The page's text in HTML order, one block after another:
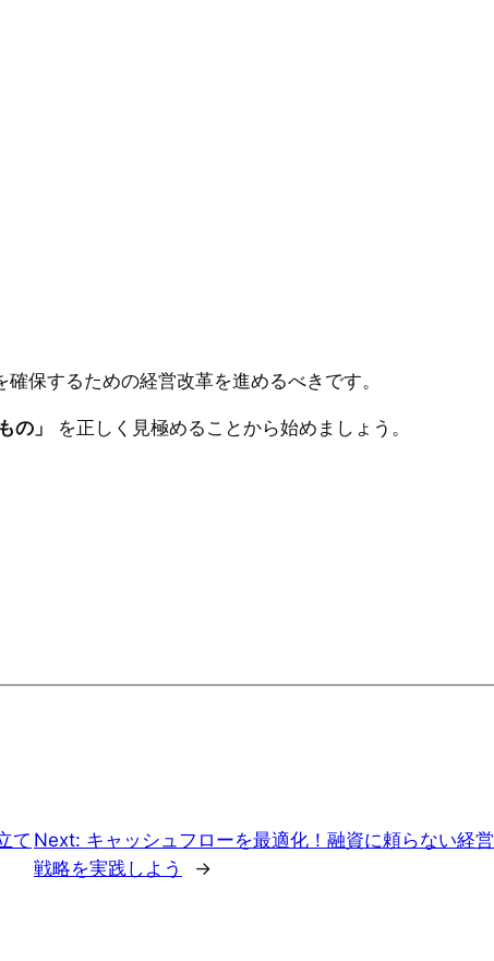
保するための経営改革を進めるべきです。
の」 を正しく見極めることから始めましょう。
て Next: キャッシュフローを最適化！融資に頼らない経営
戦略を実践しよう
→